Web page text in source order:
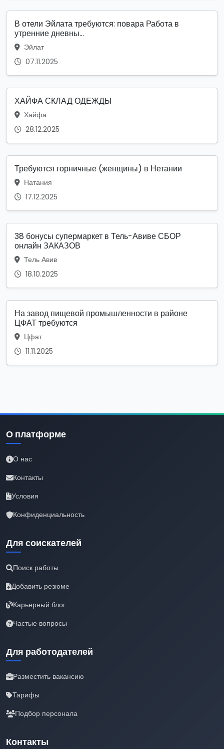
В отели Эйлата требуются: повара Работа в
утренние дневны...
Эйлат
07.11.2025
ХАЙФА СКЛАД ОДЕЖДЫ
Хайфа
28.12.2025
Требуются горничные (женщины) в Нетании
Натания
17.12.2025
38 бонусы супермаркет в Тель-Авиве СБОР
онлайн ЗАКАЗОВ
Тель Авив
18.10.2025
На завод пищевой промышленности в районе
ЦФАТ требуются
Цфат
11.11.2025
О платформе
О нас
Контакты
Условия
Конфиденциальность
Для соискателей
Поиск работы
Добавить резюме
Карьерный блог
Частые вопросы
Для работодателей
Разместить вакансию
Тарифы
Подбор персонала
Контакты